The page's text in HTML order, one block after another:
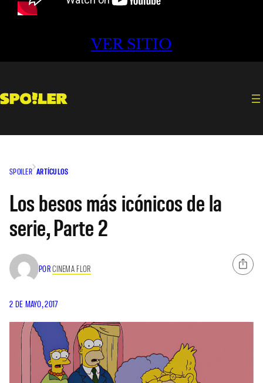
VER SITIO
SPOILER ARTÍCULOS
Los besos más icónicos de la
serie, Parte 2
PORCINEMA FLOR
2 DE MAYO, 2017